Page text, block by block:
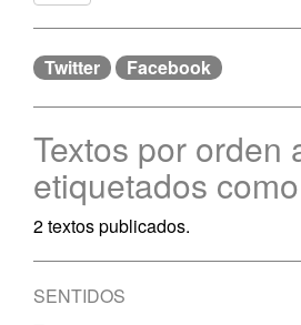
Twitter Facebook
Textos por orden
etiquetados
2 textos publicados.
SENTIDOS